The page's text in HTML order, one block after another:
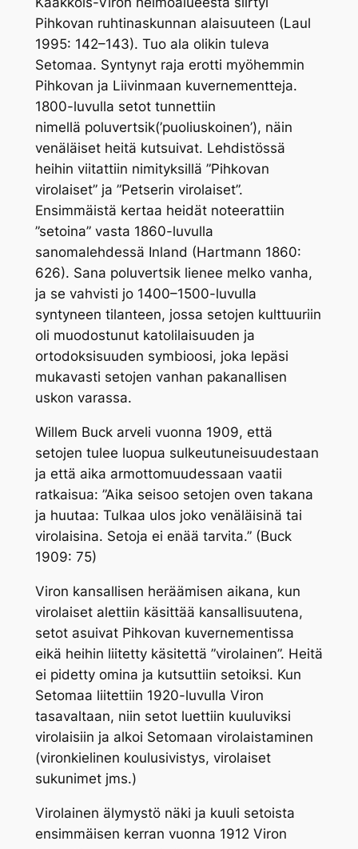
Pihkovan ruhtinaskunnan alaisuuteen (Laul
1995: 142–143). Tuo ala olikin tuleva
Setomaa. Syntynyt raja erotti myöhemmin
Pihkovan ja Liivinmaan kuvernementteja.
1800-luvulla setot tunnettiin
nimellä poluvertsik(’puoliuskoinen’), näin
venäläiset heitä kutsuivat. Lehdistössä
heihin viitattiin nimityksillä ”Pihkovan
virolaiset” ja ”Petserin virolaiset”.
Ensimmäistä kertaa heidät noteerattiin
”setoina” vasta 1860-luvulla
sanomalehdessä Inland (Hartmann 1860:
626). Sana poluvertsiklienee melko vanha,
ja se vahvisti jo 1400–1500-luvulla
syntyneen tilanteen, jossa setojen kulttuuriin
oli muodostunut katolilaisuuden ja
ortodoksisuuden symbioosi, joka lepäsi
mukavasti setojen vanhan pakanallisen
uskon varassa.
Willem Buck arveli vuonna 1909, että
setojen tulee luopua sulkeutuneisuudestaan
ja että aika armottomuudessaan vaatii
ratkaisua: ”Aika seisoo setojen oven takana
ja huutaa: Tulkaa ulos joko venäläisinä tai
virolaisina. Setoja ei enää tarvita.” (Buck
1909: 75)
Viron kansallisen heräämisen aikana, kun
virolaiset alettiin käsittää kansallisuutena,
setot asuivat Pihkovan kuvernementissa
eikä heihin liitetty käsitettä ”virolainen”. Heitä
ei pidetty omina ja kutsuttiin setoiksi. Kun
Setomaa liitettiin 1920-luvulla Viron
tasavaltaan, niin setot luettiin kuuluviksi
virolaisiin ja alkoi Setomaan virolaistaminen
(vironkielinen koulusivistys, virolaiset
sukunimet jms.)
Virolainen älymystö näki ja kuuli setoista
ensimmäisen kerran vuonna 1912 Viron